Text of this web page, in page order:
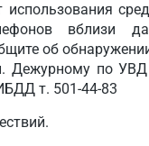
использования
вблизи
об
Дежурному по УВД
т. 501-44-83